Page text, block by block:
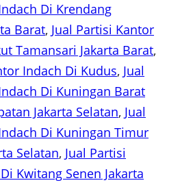
Di Krendang
Barat, Jual Partisi Kantor
Tamansari Jakarta Barat
Indach Di Kudus, Jual
Di Kuningan Barat
Jakarta Selatan, Jual
Di Kuningan Timur
Selatan, Jual Partisi
Kwitang Senen Jakarta